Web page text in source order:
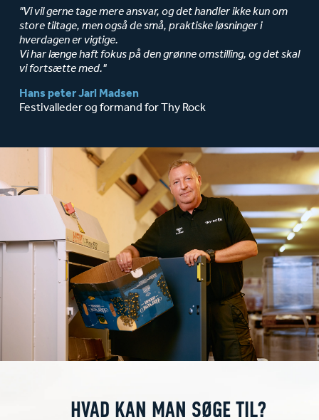
"Vi vil gerne tage mere ansvar, og det handler ikke kun om
store tiltage, men også de små, praktiske løsninger i
hverdagen er vigtige.
Vi har længe haft fokus på den grønne omstilling, og det skal
vi fortsætte med."
Hans peter Jarl Madsen
Festivalleder og formand for Thy Rock
HVAD KAN MAN SØGE TIL?